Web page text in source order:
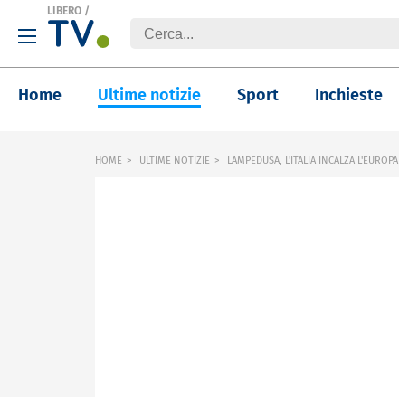
LIBERO /
Home Ultime notizie Sport Inchieste
HOME ULTIME NOTIZIE LAMPEDUSA, L'ITALIA INCALZA L'EUROPA